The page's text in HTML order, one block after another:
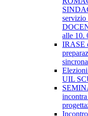
alle 10.
IRASE
sincrona
UIL